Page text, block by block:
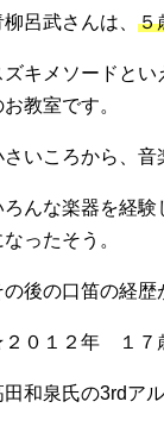
柳呂武さんは、 ５
ズキメソードと
お教室です。
さいころから、音
ろんな楽器を経験
なったそう。
の後の口笛の経歴
０１２年 １７
田和泉氏の3rdア